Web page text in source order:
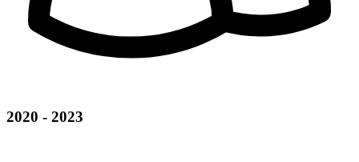
2020 - 2023